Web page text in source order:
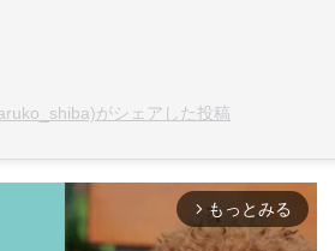
がシェアした投稿
arrow_forward_ios もっとみる